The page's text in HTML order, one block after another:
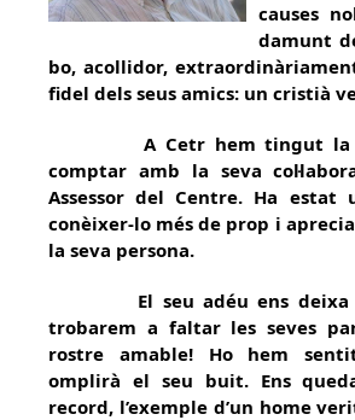
causes
damunt
bo, acollidor,
fidel dels seus amics: un cristià
A Cetr hem tingut la
comptar amb la seva
Assessor del Centre. Ha estat
conèixer-lo més de prop i
la seva persona.
El seu adéu ens deixa
trobarem a faltar les seves
rostre amable! Ho hem
omplirà el seu buit. Ens
record, l’exemple d’un home